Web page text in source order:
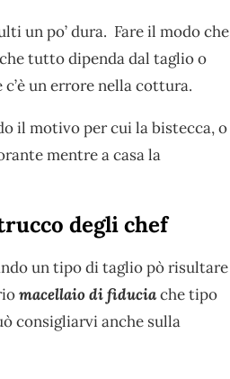
un po’ dura. Fare il modo che
tutto dipenda dal taglio o
un errore nella cottura.
il motivo per cui la bistecca, o
mentre a casa la
degli chef
un tipo di taglio pò risultare
macellaio di fiduciache tipo
consigliarvi anche sulla